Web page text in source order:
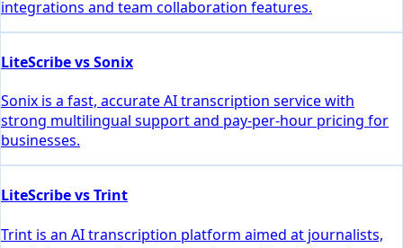
integrations and team collaboration features.
LiteScribe vs Sonix
Sonix is a fast, accurate AI transcription service with
strong multilingual support and pay-per-hour pricing for
businesses.
LiteScribe vs Trint
Trint is an AI transcription platform aimed at journalists,